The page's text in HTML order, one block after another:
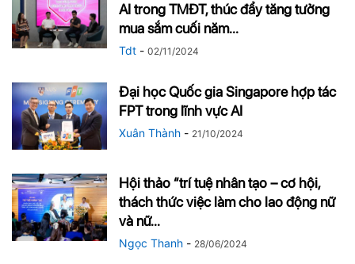
AI trong TMĐT, thúc đẩy tăng tưởng
mua sắm cuối năm...
Tdt - 02/11/2024
Đại học Quốc gia Singapore hợp tác
FPT trong lĩnh vực AI
Xuân Thành - 21/10/2024
Hội thảo “trí tuệ nhân tạo – cơ hội,
thách thức việc làm cho lao động nữ
và nữ...
Ngọc Thanh - 28/06/2024